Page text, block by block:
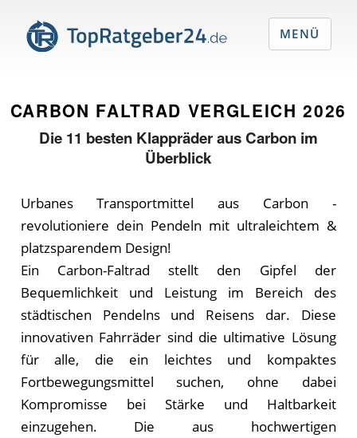
CARBON FALTRAD VERGLEICH 2026
Die 11 besten Klappräder aus Carbon im
Überblick
Urbanes Transportmittel aus Carbon -
revolutioniere dein Pendeln mit ultraleichtem &
platzsparendem Design!
Ein Carbon-Faltrad stellt den Gipfel der
Bequemlichkeit und Leistung im Bereich des
städtischen Pendelns und Reisens dar. Diese
innovativen Fahrräder sind die ultimative Lösung
für alle, die ein leichtes und kompaktes
Fortbewegungsmittel suchen, ohne dabei
Kompromisse bei Stärke und Haltbarkeit
einzugehen. Die aus hochwertigen
MENÜ